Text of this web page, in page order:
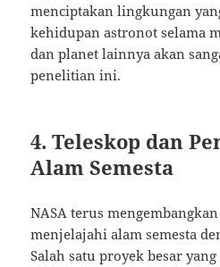
menciptakan lingkungan
kehidupan astronot selama
dan planet lainnya akan
penelitian ini.
4. Teleskop dan
Alam Semesta
NASA terus
menjelajahi alam semesta
Salah satu proyek besar